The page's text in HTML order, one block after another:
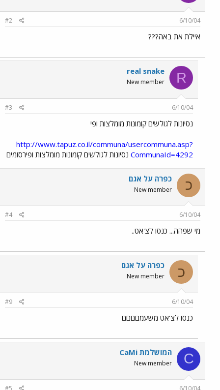
6/10/04
#2
איילת את באה???
R
real snake
New member
6/10/04
#3
נסיונות לגולשים קומונות מומלצות ופי
http://www.tapuz.co.il/communa/usercommuna.asp?
CommunaId=4292 נסיונות לגולשים קומונות מומלצות ופירסומים
כ כפרה על אגם
New member
6/10/04
#4
מי שפהה... כנסו לצ'אט..
כ כפרה על אגם
New member
6/10/04
#9
כנסו לצ'אט משעמםםםם
C CaMi המושלמת
New member
6/10/04
#5